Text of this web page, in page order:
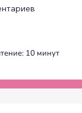
10 минут